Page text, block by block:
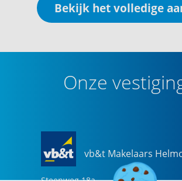
Bekijk het volledige
Onze
vb&t Makelaars